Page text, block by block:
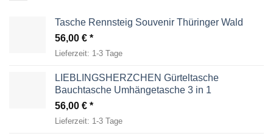
Tasche Rennsteig Souvenir Thüringer Wald
56,00 €
Lieferzeit: 1-3 Tage
LIEBLINGSHERZCHEN Gürteltasche
Bauchtasche Umhängetasche 3 in 1
56,00 €
Lieferzeit: 1-3 Tage